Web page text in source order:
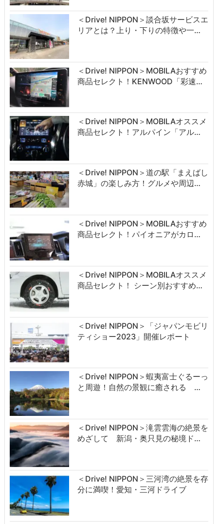
＜Drive! NIPPON＞談合坂サービスエ
リアとは？上り・下りの特徴や一…
＜Drive! NIPPON＞MOBILAおすすめ
商品セレクト！KENWOOD「彩速…
＜Drive! NIPPON＞MOBILAオススメ
商品セレクト！アルパイン「アル…
＜Drive! NIPPON＞道の駅「まえばし
赤城」の楽しみ方！グルメや周辺…
＜Drive! NIPPON＞MOBILAおすすめ
商品セレクト！パイオニアがカロ…
＜Drive! NIPPON＞MOBILAオススメ
商品セレクト！ シーン別おすすめ…
＜Drive! NIPPON＞「ジャパンモビリ
ティショー2023」開催レポート
＜Drive! NIPPON＞蝦夷富士ぐるーっ
と周遊！自然の景観に癒される …
＜Drive! NIPPON＞滝雲雲海の絶景を
めざして 新潟・奥只見の秘境ド…
＜Drive! NIPPON＞三河湾の絶景を存
分に満喫！愛知・三河ドライブ